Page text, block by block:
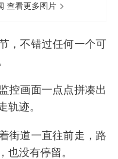
查看更多图片
，不错过任何一个可
控画面一点点拼凑出
轨迹。
街道一直往前走，路
也没有停留。